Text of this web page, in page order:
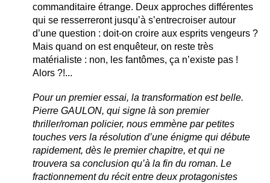
commanditaire étrange. Deux approches différentes
qui se resserreront jusqu’à s’entrecroiser autour
d’une question : doit-on croire aux esprits vengeurs ?
Mais quand on est enquêteur, on reste très
matérialiste : non, les fantômes, ça n’existe pas !
Alors ?!...
Pour un premier essai, la transformation est belle.
Pierre GAULON, qui signe là son premier
thriller/roman policier, nous emmène par petites
touches vers la résolution d’une énigme qui débute
rapidement, dès le premier chapitre, et qui ne
trouvera sa conclusion qu’à la fin du roman. Le
fractionnement du récit entre deux protagonistes